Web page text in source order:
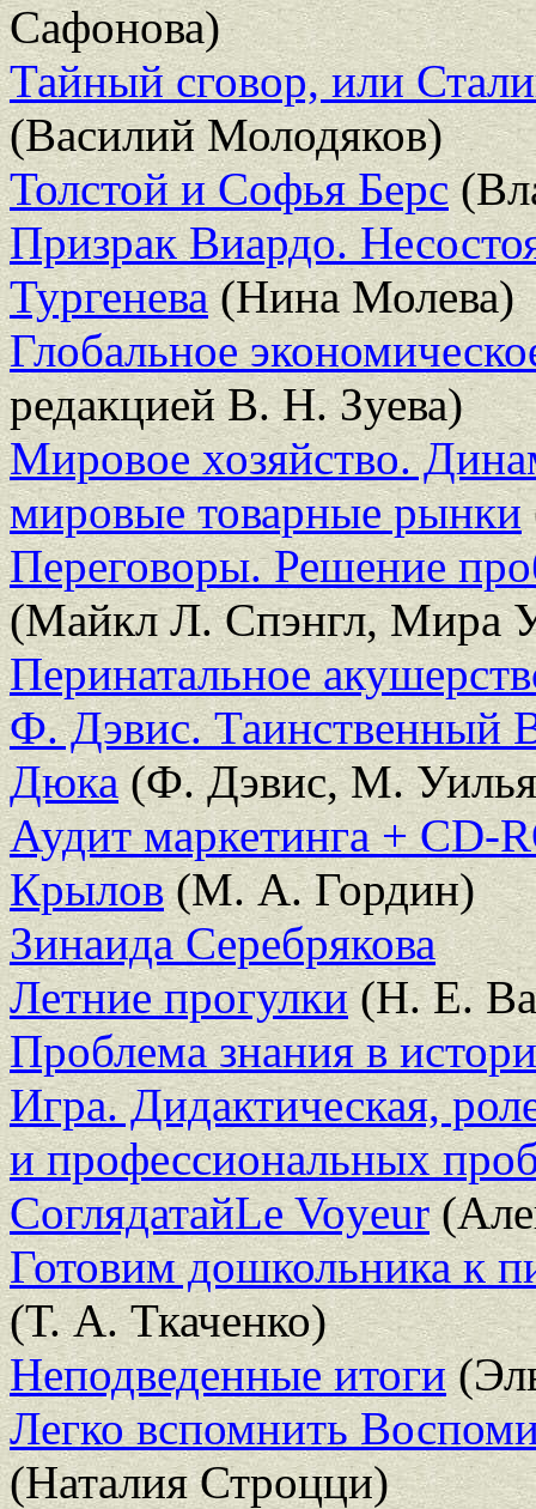
Сафонова)
Тайный сговор, или
(Василий Молодяков)
Толстой и Софья Берс
Призрак Виардо.
Тургенева(Нина Молева)
Глобальное
редакцией В. Н. Зуева)
Мировое хозяйство.
мировые товарные рынки
Переговоры. Решение
(Майкл Л. Спэнгл, Мира
Перинатальное
Ф. Дэвис. Таинственный
Дюка(Ф. Дэвис, М.
Аудит маркетинга + CD-
Крылов(М. А. Гордин)
Зинаида Серебрякова
Летние прогулки(Н. Е.
Проблема знания в
Игра. Дидактическая,
и профессиональных
СоглядатайLe Voyeur
Готовим дошкольника к
(Т. А. Ткаченко)
Неподведенные итоги
Легко вспомнить
(Наталия Строцци)